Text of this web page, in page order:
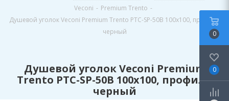
Veconi - Premium Trento -
Душевой уголок Veconi Premium Trento PTC-SP-50B 100x100, профиль
черный
Душевой уголок Veconi Premium
Trento PTC-SP-50B 100x100, профиль
черный
0
0